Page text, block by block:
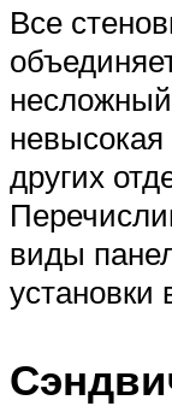
Все
невысокая
других
виды
установки